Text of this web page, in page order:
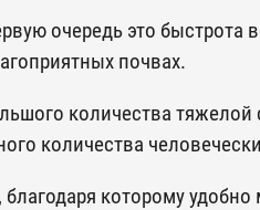
очередь это быстрота
почвах.
количества
количества
которому